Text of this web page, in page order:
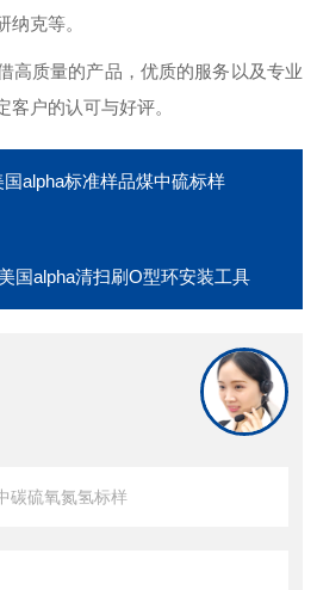
克等。
高质量的产品，优质的服务以及专业
户的认可与好评。
国alpha标准样品煤中硫标样
国alpha清扫刷O型环安装工具